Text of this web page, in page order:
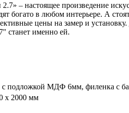
– настоящее произведение
богато в любом интерьере. А
цены на замер и
станет именно ей.
подложкой МДФ 6мм, филенка с
x 2000 мм